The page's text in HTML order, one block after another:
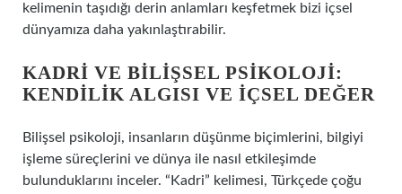
kelimenin taşıdığı derin anlamları keşfetmek bizi içsel
dünyamıza daha yakınlaştırabilir.
KADRI VE BILIŞSEL PSIKOLOJI:
KENDILIK ALGISI VE İÇSEL DEĞER
Bilişsel psikoloji, insanların düşünme biçimlerini, bilgiyi
işleme süreçlerini ve dünya ile nasıl etkileşimde
bulunduklarını inceler. “Kadri” kelimesi, Türkçede çoğu